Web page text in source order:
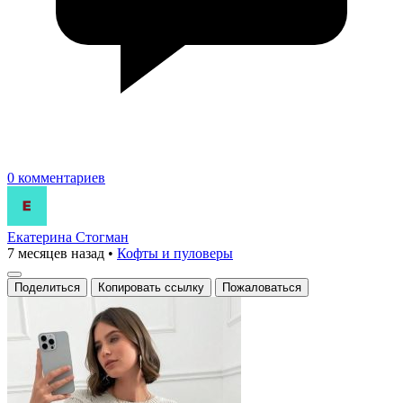
0 комментариев
Екатерина Стогман
7 месяцев назад • Кофты и пуловеры
Поделиться Копировать ссылку Пожаловаться